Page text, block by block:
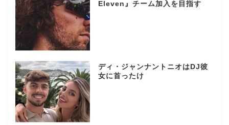
Eleven』チーム加入を目指す
ディ・ジャンナントニオはDJ彼
女に首ったけ